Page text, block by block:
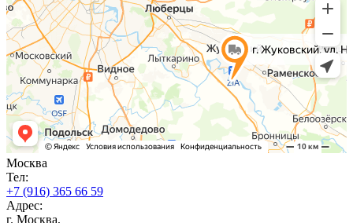
Москва
Тел:
+7 (916) 365 66 59
Адрес:
г. Москва,